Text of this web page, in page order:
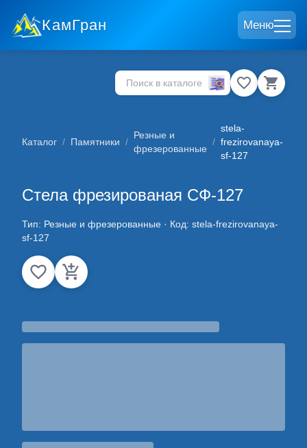
КамГран Меню
Каталог / Памятники /
Резные и
фрезерованные
/
stela-
frezirovanaya-
sf-127
Стела фрезированая СФ-127
Тип: Резные и фрезерованные · Код: stela-frezirovanaya-
sf-127